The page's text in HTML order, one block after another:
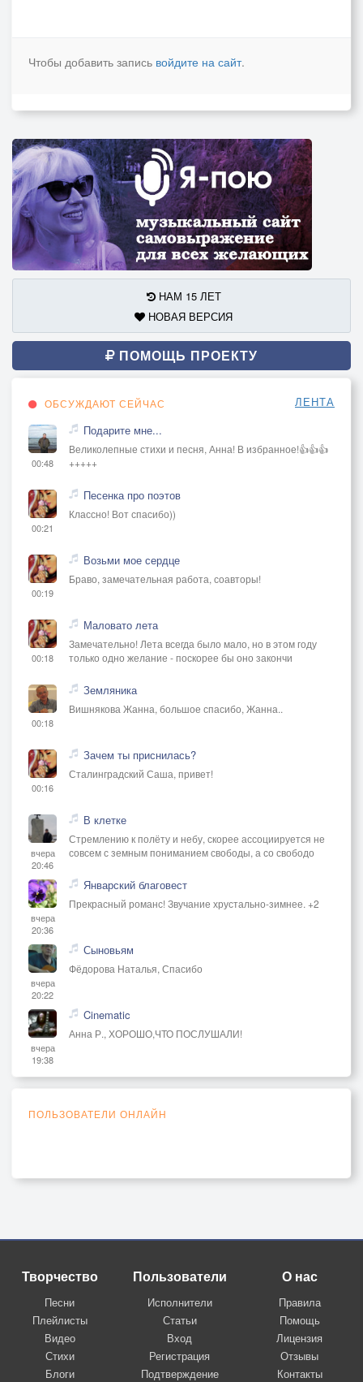
Чтобы добавить запись войдите на сайт.
НАМ 15 ЛЕТ
НОВАЯ ВЕРСИЯ
ПОМОЩЬ ПРОЕКТУ
ОБСУЖДАЮТ СЕЙЧАС ЛЕНТА
00:48
Подарите мне...
Великолепные стихи и песня, Анна! В избранное!👍👍👍
+++++
00:21
Песенка про поэтов
Классно! Вот спасибо))
00:19
Возьми мое сердце
Браво, замечательная работа, соавторы!
00:18
Маловато лета
Замечательно! Лета всегда было мало, но в этом году
только одно желание - поскорее бы оно закончи
00:18
Земляника
Вишнякова Жанна, большое спасибо, Жанна..
00:16
Зачем ты приснилась?
Сталинградский Саша, привет!
вчера
20:46
В клетке
Стремлению к полёту и небу, скорее ассоциируется не
совсем с земным пониманием свободы, а со свободо
вчера
20:36
Январский благовест
Прекрасный романс! Звучание хрустально-зимнее. +2
вчера
20:22
Сыновьям
Фёдорова Наталья, Спасибо
вчера
19:38
Cinematic
Анна Р., ХОРОШО,ЧТО ПОСЛУШАЛИ!
ПОЛЬЗОВАТЕЛИ ОНЛАЙН
Творчество
Песни
Плейлисты
Видео
Стихи
Блоги
Пользователи
Исполнители
Статьи
Вход
Регистрация
Подтверждение
О нас
Правила
Помощь
Лицензия
Отзывы
Контакты